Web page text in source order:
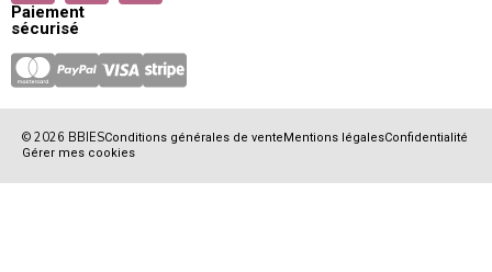
Paiement
sécurisé
© 2026 BBIESConditions générales de venteMentions légalesConfidentialité
Gérer mes cookies